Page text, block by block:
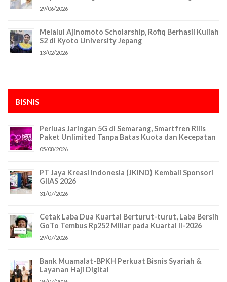
29/06/2026
Melalui Ajinomoto Scholarship, Rofiq Berhasil Kuliah
S2 di Kyoto University Jepang
13/02/2026
BISNIS
Perluas Jaringan 5G di Semarang, Smartfren Rilis
Paket Unlimited Tanpa Batas Kuota dan Kecepatan
05/08/2026
PT Jaya Kreasi Indonesia (JKIND) Kembali Sponsori
GIIAS 2026
31/07/2026
Cetak Laba Dua Kuartal Berturut-turut, Laba Bersih
GoTo Tembus Rp252 Miliar pada Kuartal II-2026
29/07/2026
Bank Muamalat-BPKH Perkuat Bisnis Syariah &
Layanan Haji Digital